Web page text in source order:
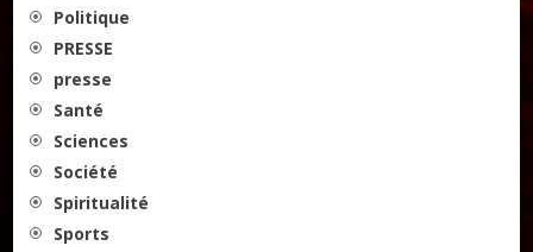
Politique
PRESSE
presse
Santé
Sciences
Société
Spiritualité
Sports